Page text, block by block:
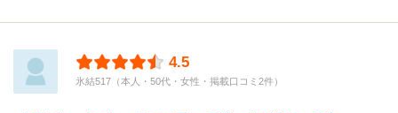
4.5
氷結517（本人・50代・女性・掲載口コミ2件）